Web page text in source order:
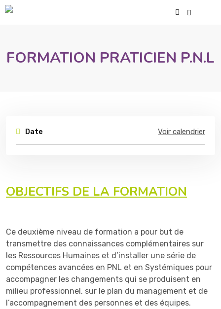
FORMATION PRATICIEN P.N.L
Date Voir calendrier
OBJECTIFS DE LA FORMATION
Ce deuxième niveau de formation a pour but de
transmettre des connaissances complémentaires sur
les Ressources Humaines et d’installer une série de
compétences avancées en PNL et en Systémiques pour
accompagner les changements qui se produisent en
milieu professionnel, sur le plan du management et de
l’accompagnement des personnes et des équipes.